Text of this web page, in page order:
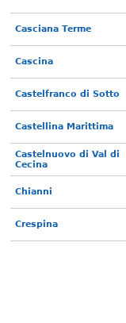
Casciana Terme
Cascina
Castelfranco di Sotto
Castellina Marittima
Castelnuovo di Val di
Cecina
Chianni
Crespina